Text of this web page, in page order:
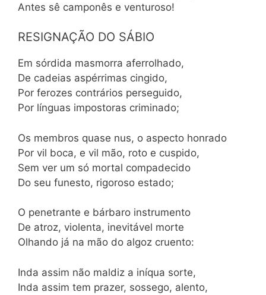
Antes sê camponês e venturoso!
RESIGNAÇÃO DO SÁBIO
Em sórdida masmorra aferrolhado,
De cadeias aspérrimas cingido,
Por ferozes contrários perseguido,
Por línguas impostoras criminado;
Os membros quase nus, o aspecto honrado
Por vil boca, e vil mão, roto e cuspido,
Sem ver um só mortal compadecido
Do seu funesto, rigoroso estado;
O penetrante e bárbaro instrumento
De atroz, violenta, inevitável morte
Olhando já na mão do algoz cruento:
Inda assim não maldiz a iníqua sorte,
Inda assim tem prazer, sossego, alento,